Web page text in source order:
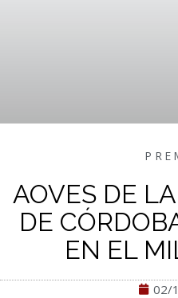
AOVES DE
DE
EN EL
02/